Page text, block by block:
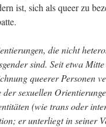
ist, sich als queer zu
die nicht
sind. Seit etwa
queerer Personen
sexuellen
(wie trans oder
er unterliegt in seiner